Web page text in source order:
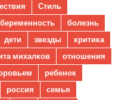
Стиль
беременность
болезнь
дети звезды
критика
михалков
отношения
ребенок
россия
семья